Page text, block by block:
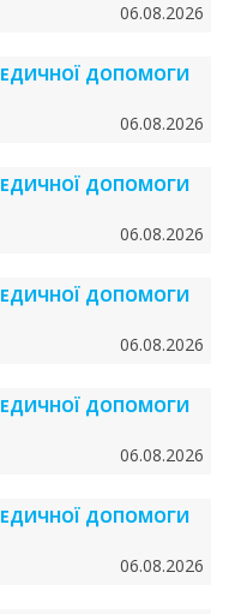
06.08.2026
ДОПОМОГИ
06.08.2026
ДОПОМОГИ
06.08.2026
ДОПОМОГИ
06.08.2026
ДОПОМОГИ
06.08.2026
ДОПОМОГИ
06.08.2026